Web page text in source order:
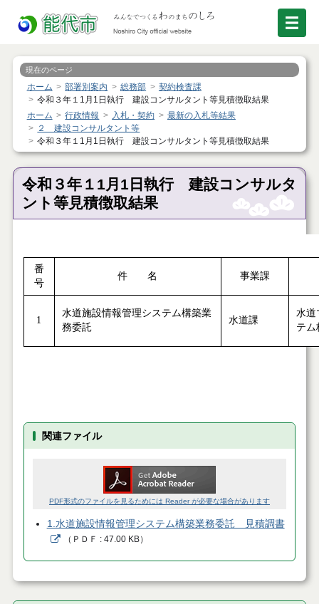
現在のページ
ホーム 部署別案内 総務部
契約検査課
令和３年１1月1日執行 建設コンサルタント等見積徴取結果
ホーム
行政情報 入札・契約
最新の入札等結果
２ 建設コンサルタント等
令和３年１1月1日執行 建設コンサルタント等見積徴取結果
令和３年１1月1日執行 建設コンサルタ
ント等見積徴取結果
番
号
件 名 事業課
1
水道施設情報管理システム構築業
務委託
水道課
水道
テム
関連ファイル
PDF形式のファイルを見るためには Reader が必要な場合があります
1.水道施設情報管理システム構築業務委託 見積調書
（ ＰＤＦ 47.00 KB）